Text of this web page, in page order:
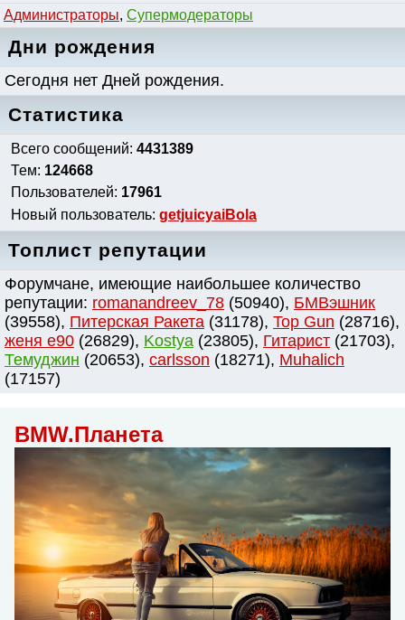
Администраторы, Супермодераторы
Дни рождения
Сегодня нет Дней рождения.
Статистика
Всего сообщений: 4431389
Тем: 124668
Пользователей: 17961
Новый пользователь: getjuicyaiBola
Топлист репутации
Форумчане, имеющие наибольшее количество
репутации: romanandreev_78 (50940), БМВэшник
(39558), Питерская Ракета (31178), Top Gun (28716),
женя e90 (26829), Kostya (23805), Гитарист (21703),
Темуджин (20653), сarlsson (18271), Muhalich
(17157)
BMW.Планета